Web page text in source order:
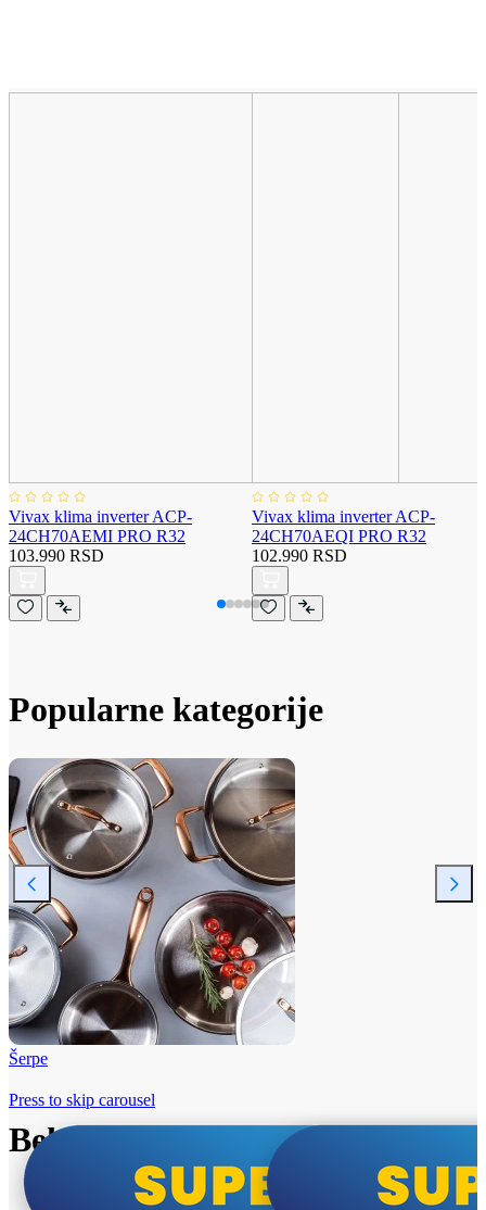
Vivax klima inverter ACP-
24CH70AEMI PRO R32
103.990 RSD
Vivax klima inverter ACP-
24CH70AEQI PRO R32
102.990 RSD
Popularne kategorije
Šerpe
Beko i Tesla super cene
Press to skip carousel